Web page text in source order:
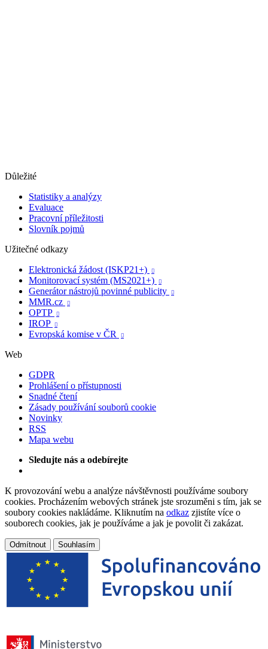
Důležité
Statistiky a analýzy
Evaluace
Pracovní příležitosti
Slovník pojmů
Užitečné odkazy
Elektronická žádost (ISKP21+)

Monitorovací systém (MS2021+) 
Generátor nástrojů povinné publicity 
MMR.cz 
OPTP 
IROP 
Evropská komise v ČR 
Web
GDPR
Prohlášení o přístupnosti
Snadné čtení
Zásady používání souborů cookie
Novinky
RSS
Mapa webu
Sledujte nás a odebírejte
K provozování webu a analýze návštěvnosti používáme soubory
cookies. Procházením webových stránek jste srozuměni s tím, jak se
soubory cookies nakládáme. Kliknutím na odkaz zjistíte více o
souborech cookies, jak je používáme a jak je povolit či zakázat.
Odmítnout Souhlasím